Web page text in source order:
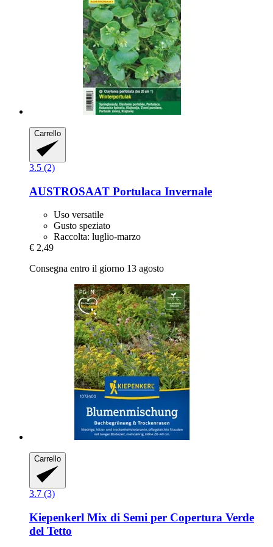
Carrello
3.5 (2)
AUSTROSAAT Portulaca Invernale
Uso versatile
Gusto speziato
Raccolta: luglio-marzo
€ 2,49
Consegna entro il giorno 13 agosto
Carrello
3.7 (3)
Kiepenkerl Mix di Semi per Copertura Verde
del Tetto